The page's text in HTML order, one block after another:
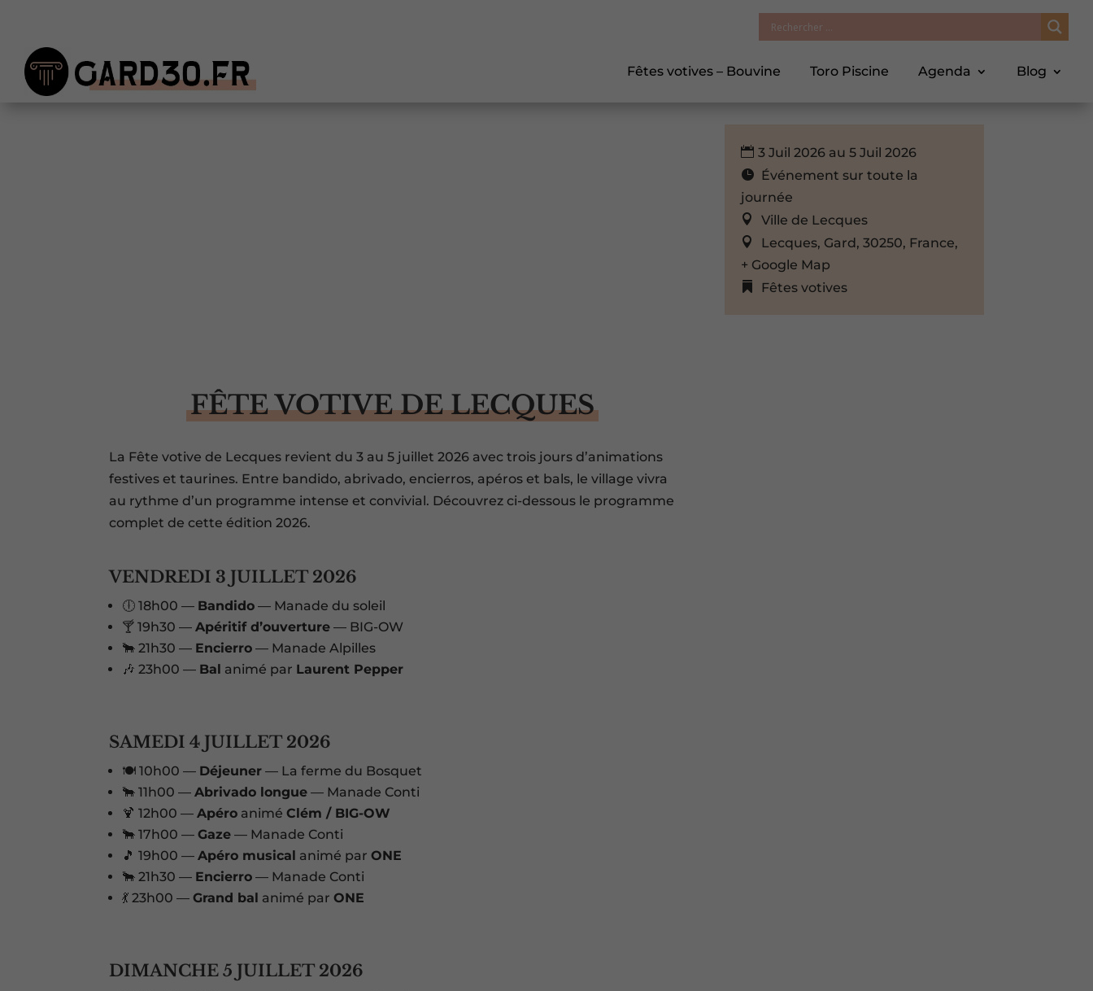
Fêtes votives – Bouvine Toro Piscine Agenda Blog
FÊTE VOTIVE DE LECQUES
La Fête votive de Lecques revient du 3 au 5 juillet 2026 avec trois jours d’animations
festives et taurines. Entre bandido, abrivado, encierros, apéros et bals, le village vivra
au rythme d’un programme intense et convivial. Découvrez ci-dessous le programme
complet de cette édition 2026.
VENDREDI 3 JUILLET 2026
🕕 18h00 — Bandido — Manade du soleil
🍸 19h30 —Apéritif d’ouverture — BIG-OW
🐂 21h30 — Encierro — Manade Alpilles
🎶 23h00 — Bal animé par Laurent Pepper
SAMEDI 4 JUILLET 2026
🍽️ 10h00 — Déjeuner — La ferme du Bosquet
🐂 11h00 —Abrivado longue — Manade Conti
🍹 12h00 —Apéro animéClém / BIG-OW
🐂 17h00 —Gaze — Manade Conti
🎵 19h00 —Apéro musical animé parONE
🐂 21h30 — Encierro — Manade Conti
💃 23h00 —Grand bal animé parONE
DIMANCHE 5 JUILLET 2026
3 Juil 2026 au 5 Juil 2026
Événement sur toute la
journée
Ville de Lecques
Lecques, Gard, 30250, France,
+ Google Map
Fêtes votives